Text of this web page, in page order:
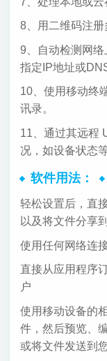
8、用二维码注册
9、自动检测网
指定IP地址或
10、使用移动终
讯录。
11、通过其远程
况，如设备状态等
软件用法：
轻松设置后，直
以及将文件分享
使用任何网络连
直接从应用程序
户
使用移动设备的
件，然后预览、
或将文件发送到